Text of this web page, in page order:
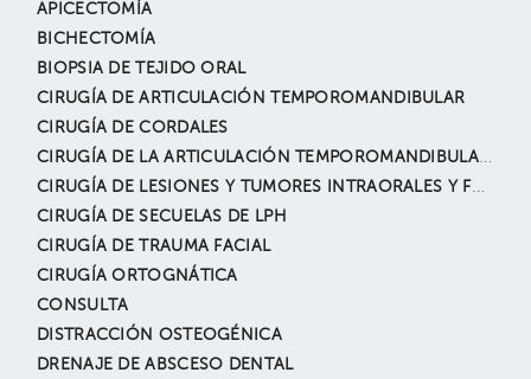
APICECTOMÍA
BICHECTOMÍA
BIOPSIA DE TEJIDO ORAL
CIRUGÍA DE ARTICULACIÓN TEMPOROMANDIBULAR
CIRUGÍA DE CORDALES
CIRUGÍA DE LA ARTICULACIÓN TEMPOROMANDIBULAR (ATM)
CIRUGÍA DE LESIONES Y TUMORES INTRAORALES Y FACIALES
CIRUGÍA DE SECUELAS DE LPH
CIRUGÍA DE TRAUMA FACIAL
CIRUGÍA ORTOGNÁTICA
CONSULTA
DISTRACCIÓN OSTEOGÉNICA
DRENAJE DE ABSCESO DENTAL